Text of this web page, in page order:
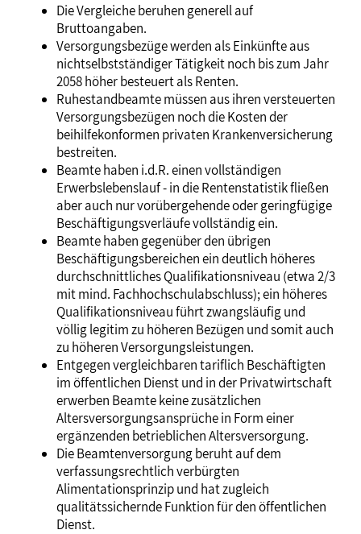
Die Vergleiche beruhen generell auf
Bruttoangaben.
Versorgungsbezüge werden als Einkünfte aus
nichtselbstständiger Tätigkeit noch bis zum Jahr
2058 höher besteuert als Renten.
Ruhestandbeamte müssen aus ihren versteuerten
Versorgungsbezügen noch die Kosten der
beihilfekonformen privaten Krankenversicherung
bestreiten.
Beamte haben i.d.R. einen vollständigen
Erwerbslebenslauf - in die Rentenstatistik fließen
aber auch nur vorübergehende oder geringfügige
Beschäftigungsverläufe vollständig ein.
Beamte haben gegenüber den übrigen
Beschäftigungsbereichen ein deutlich höheres
durchschnittliches Qualifikationsniveau (etwa 2/3
mit mind. Fachhochschulabschluss); ein höheres
Qualifikationsniveau führt zwangsläufig und
völlig legitim zu höheren Bezügen und somit auch
zu höheren Versorgungsleistungen.
Entgegen vergleichbaren tariflich Beschäftigten
im öffentlichen Dienst und in der Privatwirtschaft
erwerben Beamte keine zusätzlichen
Altersversorgungsansprüche in Form einer
ergänzenden betrieblichen Altersversorgung.
Die Beamtenversorgung beruht auf dem
verfassungsrechtlich verbürgten
Alimentationsprinzip und hat zugleich
qualitätssichernde Funktion für den öffentlichen
Dienst.